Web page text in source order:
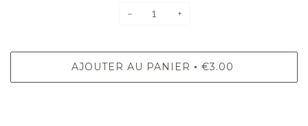
− +
AJOUTER AU PANIER • €3.00